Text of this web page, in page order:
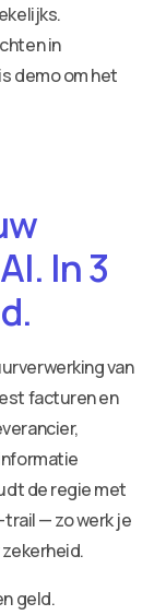
in
demo om het
In 3
van
facturen en
de regie met
— zo werk je
geld.